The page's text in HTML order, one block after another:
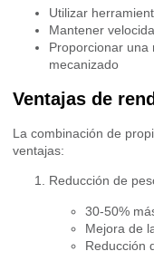
Utilizar
Mantener
Proporcionar una
mecanizado
Ventajas de
La combinación de
ventajas:
Reducción de
30-50%
Mejora de
Reducción